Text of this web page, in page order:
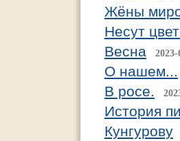
Жёны
Несут
Весна
О нашем...
В росе.
История
Кунгурову